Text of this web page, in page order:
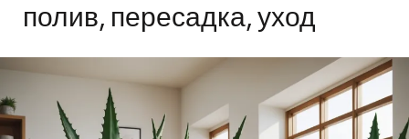
полив, пересадка, уход